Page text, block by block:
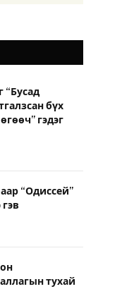
“Бусад
бүх
гэдэг
“Одиссей”
тухай